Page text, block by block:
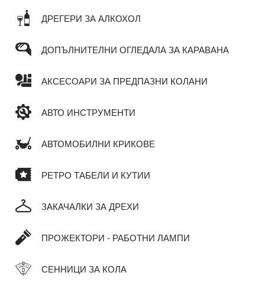
ДРЕГЕРИ ЗА АЛКОХОЛ
ДОПЪЛНИТЕЛНИ ОГЛЕДАЛА ЗА КАРАВАНА
АКСЕСОАРИ ЗА ПРЕДПАЗНИ КОЛАНИ
АВТО ИНСТРУМЕНТИ
АВТОМОБИЛНИ КРИКОВЕ
РЕТРО ТАБЕЛИ И КУТИИ
ЗАКАЧАЛКИ ЗА ДРЕХИ
ПРОЖЕКТОРИ - РАБОТНИ ЛАМПИ
СЕННИЦИ ЗА КОЛА